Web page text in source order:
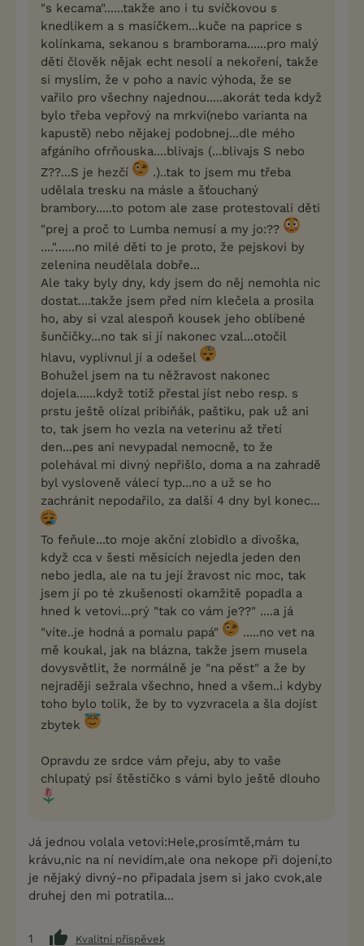
"s kecama"......takže ano i tu svíčkovou s
knedlíkem a s masíčkem...kuče na paprice s
kolínkama, sekanou s bramborama......pro malý
děti člověk nějak echt nesolí a nekoření, takže
si myslím, že v poho a navíc výhoda, že se
vařilo pro všechny najednou.....akorát teda když
bylo třeba vepřový na mrkvi(nebo varianta na
kapustě) nebo nějakej podobnej...dle mého
afgáního ofrňouska....blivajs (...blivajs S nebo
Z??...S je hezčí
.)..tak to jsem mu třeba
udělala tresku na másle a šťouchaný
brambory.....to potom ale zase protestovali děti
"prej a proč to Lumba nemusí a my jo:??
...."......no milé děti to je proto, že pejskovi by
zelenina neudělala dobře...
Ale taky byly dny, kdy jsem do něj nemohla nic
dostat....takže jsem před ním klečela a prosila
ho, aby si vzal alespoň kousek jeho oblíbené
šunčičky...no tak si jí nakonec vzal...otočil
hlavu, vyplivnul jí a odešel
Bohužel jsem na tu něžravost nakonec
dojela......když totiž přestal jíst nebo resp. s
prstu ještě olízal pribiňák, paštiku, pak už ani
to, tak jsem ho vezla na veterinu až třetí
den...pes ani nevypadal nemocně, to že
polehával mi divný nepřišlo, doma a na zahradě
byl vysloveně válecí typ...no a už se ho
zachránit nepodařilo, za další 4 dny byl konec...
To feňule...to moje akční zlobidlo a divoška,
když cca v šesti měsících nejedla jeden den
nebo jedla, ale na tu její žravost nic moc, tak
jsem jí po té zkušenosti okamžitě popadla a
hned k vetovi...prý "tak co vám je??" ....a já
"víte..je hodná a pomalu papá"
.....no vet na
mě koukal, jak na blázna, takže jsem musela
dovysvětlit, že normálně je "na pěst" a že by
nejraději sežrala všechno, hned a všem..i kdyby
toho bylo tolik, že by to vyzvracela a šla dojíst
zbytek
Opravdu ze srdce vám přeju, aby to vaše
chlupatý psí štěstíčko s vámi bylo ještě dlouho
Já jednou volala vetovi:Hele,prosímtě,mám tu
krávu,nic na ní nevidím,ale ona nekope při dojení,to
je nějaký divný-no připadala jsem si jako cvok,ale
druhej den mi potratila...
1 Kvalitní příspěvek